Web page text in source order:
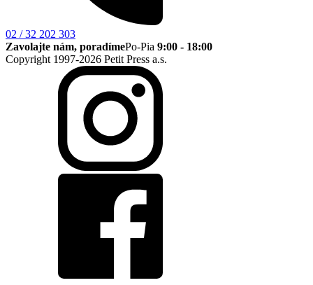
02 / 32 202 303
Zavolajte nám, poradímePo-Pia 9:00 - 18:00
Copyright 1997-2026 Petit Press a.s.